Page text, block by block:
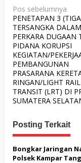
N
a
v
i
g
a
s
i
p
o
s
Pos sebelumnya
PENETAPAN 3
TERSANGKA DALAM
PERKARA DUGAAN
PIDANA KORUPSI
KEGIATAN/
PEMBANGUNAN
PRASARANA
RINGAN/LIGHT RAIL
TRANSIT (LRT) DI
SUMATERA
Posting Terkait
Bongkar Jaringan
Polsek Kampar